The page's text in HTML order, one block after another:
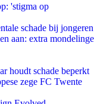
'stigma op
schade bij jongeren
aan: extra mondelinge
houdt schade beperkt
zege FC Twente